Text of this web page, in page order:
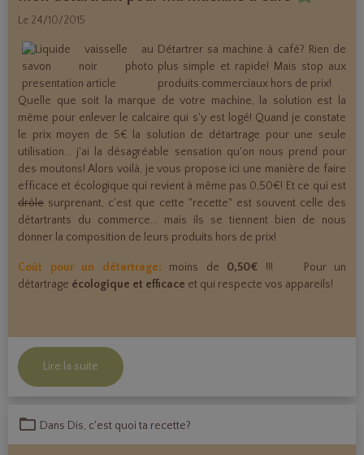
Le 24/10/2015
Détartrer sa machine à café? Rien de
plus simple et rapide! Mais stop aux
produits commerciaux hors de prix!
Quelle que soit la marque de votre machine, la solution est la
même pour enlever le calcaire qui s'y est logé! Quand je constate
le prix moyen de 5€ la solution de détartrage pour une seule
utilisation... j'ai la désagréable sensation qu'on nous prend pour
des moutons! Alors voilà, je vous propose ici une manière de faire
efficace et écologique qui revient à même pas 0,50€! Et ce qui est
drôle surprenant, c'est que cette "recette" est souvent celle des
détartrants du commerce... mais ils se tiennent bien de nous
donner la composition de leurs produits hors de prix!
Coût pour un détartrage: moins de 0,50€ !!! Pour un
détartrage écologique et efficace et qui respecte vos appareils!
Lire la suite
Dans Dis, c'est quoi ta recette?